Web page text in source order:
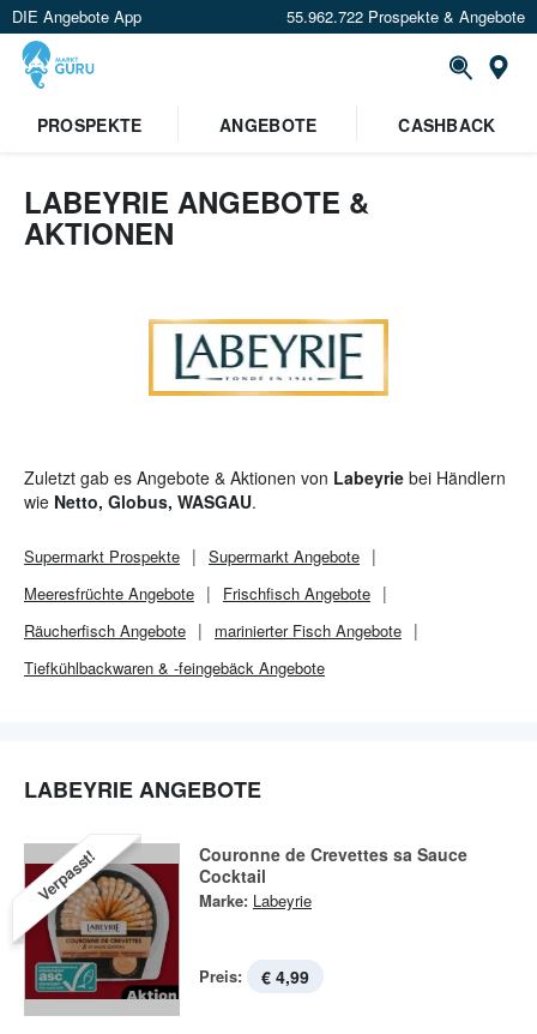
DIE Angebote App 55.962.722 Prospekte & Angebote
PROSPEKTE ANGEBOTE CASHBACK
LABEYRIE ANGEBOTE &
AKTIONEN
Zuletzt gab es Angebote & Aktionen von Labeyrie bei Händlern
wie Netto, Globus, WASGAU.
Supermarkt Prospekte Supermarkt Angebote
Meeresfrüchte Angebote
Frischfisch Angebote
Räucherfisch Angebote
marinierter Fisch Angebote
Tiefkühlbackwaren & -feingebäck Angebote
LABEYRIE ANGEBOTE
Verpasst!
Couronne de Crevettes sa Sauce
Cocktail
Marke: Labeyrie
Preis: € 4,99